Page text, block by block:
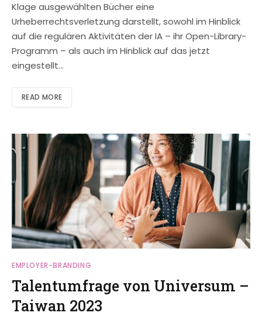
Klage ausgewählten Bücher eine
Urheberrechtsverletzung darstellt, sowohl im Hinblick
auf die regulären Aktivitäten der IA – ihr Open-Library-
Programm – als auch im Hinblick auf das jetzt
eingestellt…
READ MORE
EMPLOYER-BRANDING
Talentumfrage von Universum –
Taiwan 2023